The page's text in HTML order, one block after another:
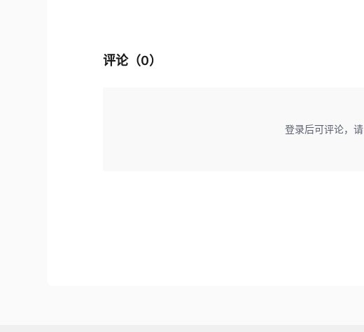
评论（0）
登录后可评论，请